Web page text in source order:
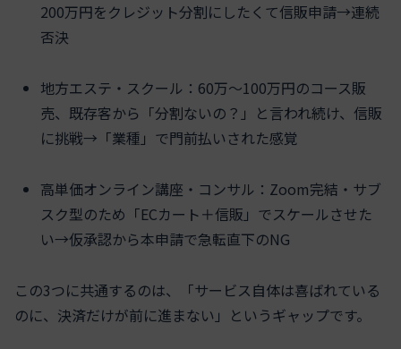
200万円をクレジット分割にしたくて信販申請→連続
否決
地方エステ・スクール：60万〜100万円のコース販
売、既存客から「分割ないの？」と言われ続け、信販
に挑戦→「業種」で門前払いされた感覚
高単価オンライン講座・コンサル：Zoom完結・サブ
スク型のため「ECカート＋信販」でスケールさせた
い→仮承認から本申請で急転直下のNG
この3つに共通するのは、「サービス自体は喜ばれている
のに、決済だけが前に進まない」というギャップです。